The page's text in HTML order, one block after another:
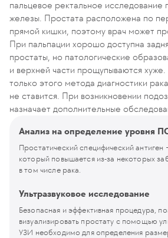
пальцевое ректальное исследование
железы. Простата расположена по
прямой кишки, поэтому врач может
При пальпации хорошо доступна
простаты, но патологические
и верхней части прощупываются
только этого метода диагностики
не ставится. При возникновении
назначает дополнительные
Анализ на определение уровня
Простатический специфический антиген
который повышается из-за некоторых
в том числе рака.
Ультразвуковое исследование
Безопасная и эффективная процедура,
визуализировать простату с помощью
УЗИ необходимо для определения